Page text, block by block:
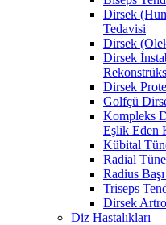
Dirsek
Tedavisi
Dirsek
Dirsek
Dirsek
Golfçü
Kompleks
Eşlik Eden
Kübital
Radial
Radius
Triseps
Dirsek
Diz Hastalıkları